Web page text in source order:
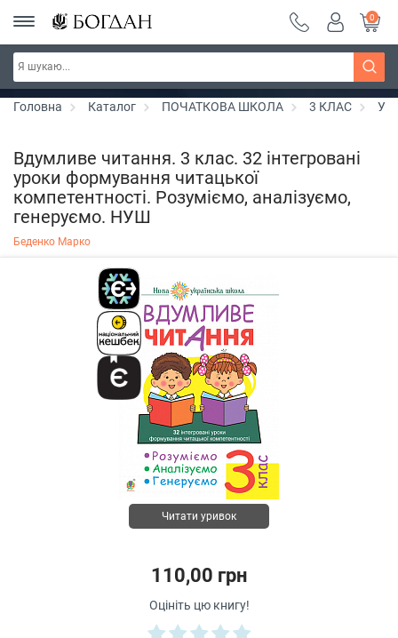
РОЗПРОДАЖ ~ 150 грн ~ 200 грн ~ 250 грн ~
300 грн ~ РОЗПРОДАЖ
Дізнатись більше
0
Головна Каталог ПОЧАТКОВА ШКОЛА 3 КЛАС
Вдумливе читання. 3 клас. 32 інтегровані
уроки формування читацької
компетентності. Розуміємо, аналізуємо,
генеруємо. НУШ
Беденко Марко
Читати уривок
110,00 грн
Оцініть цю книгу!